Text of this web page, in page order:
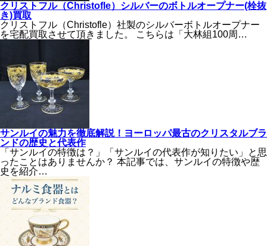
クリストフル（Christofle）シルバーのボトルオープナー(栓抜
き)買取
クリストフル（Christofle）社製のシルバーボトルオープナー
を宅配買取させて頂きました。 こちらは「大林組100周…
サンルイの魅力を徹底解説！ヨーロッパ最古のクリスタルブラ
ンドの歴史と代表作
「サンルイの特徴は？」「サンルイの代表作が知りたい」と思
ったことはありませんか？ 本記事では、サンルイの特徴や歴
史を紹介…